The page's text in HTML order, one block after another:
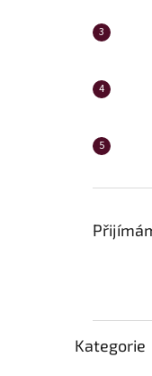
Přeskočit
kategorie
Kategorie